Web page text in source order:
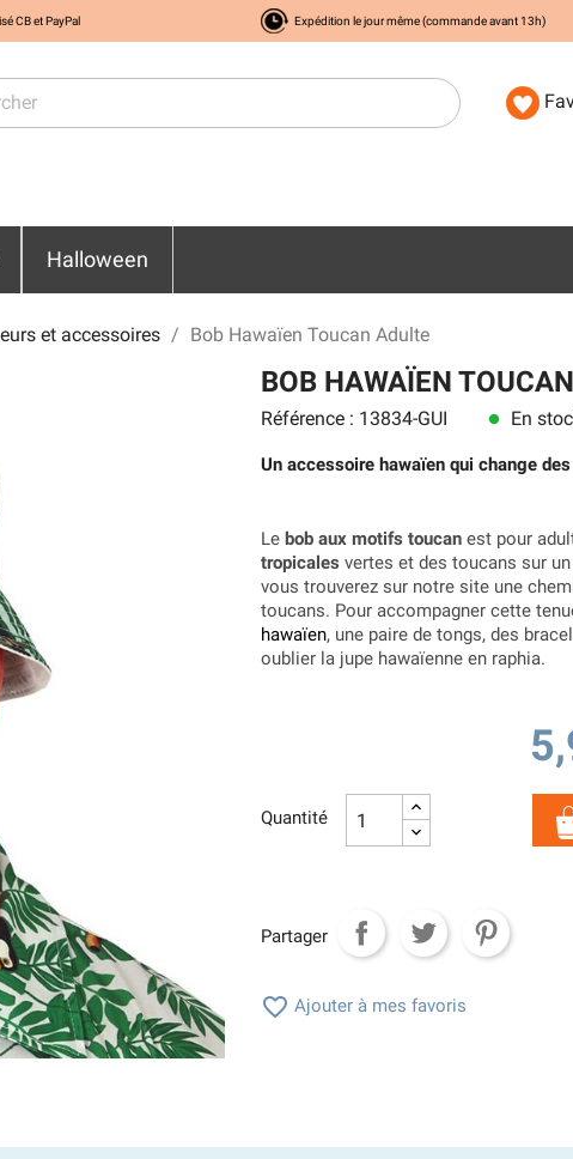
CB et PayPal Expédition le jour même (commande avant 13h)
Halloween
et accessoires Bob Hawaïen Toucan Adulte
BOB HAWAÏEN
Référence : 13834-GUI lens En
Un accessoire hawaïen qui change
Le bob aux motifs toucan est pour
tropicales vertes et des toucans sur
vous trouverez sur notre site une
toucans. Pour accompagner cette
hawaïen, une paire de tongs, des
oublier la jupe hawaïenne en raphia.
Quantité
Partager
 Ajouter à mes favoris